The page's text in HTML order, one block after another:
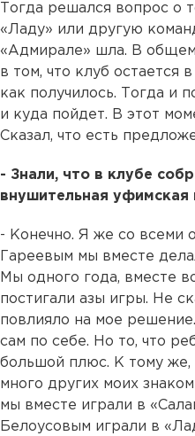
Тогда решался вопрос о
«Ладу» или другую
«Адмирале» шла. В
в том, что клуб остается
как получилось. Тогда и
и куда пойдет. В этот
Сказал, что есть
- Знали, что в клубе
внушительная уфимская
- Конечно. Я же со всеми
Гареевым мы вместе
Мы одного года, вместе
постигали азы игры. Не
повлияло на мое
сам по себе. Но то, что
большой плюс. К тому же,
много других моих
мы вместе играли в
Белоусовым играли в